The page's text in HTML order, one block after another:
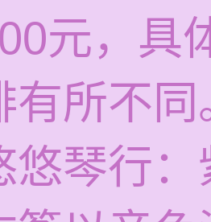
元，具
有所不同
悠琴行